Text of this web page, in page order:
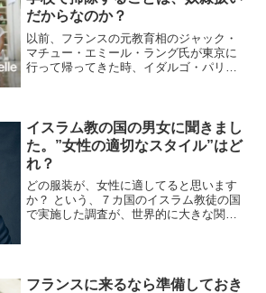
だからなのか？
以前、フランスの元教育相のジャック・
マチュー・エミール・ラング氏が東京に
行って帰ってきた時、イダルゴ・パリ市
ンスピレーションを得れる...
イスラム教の国の男女に聞きまし
た。”女性の適切なスタイル”はど
れ？
どの服装が、女性に適してると思います
か？ という、７カ国のイスラム教徒の国
で実施した調査が、世界的に大きな関心
フランスに来るなら準備しておき